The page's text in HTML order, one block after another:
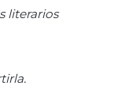
literarios
.